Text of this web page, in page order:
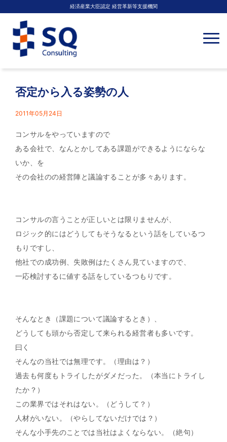
経済産業大臣認定 経営革新等支援機関
N
a
g
否定から入る姿勢の人
2011年05月24日
コンサルをやっていますので
ある会社で、なんとかしてある課題ができるようにならな
いか、を
その会社のの経営陣と議論することが多々あります。
コンサルの言うことが正しいとは限りませんが、
ロジック的にはどうしてもそうなるという話をしているつ
もりですし、
他社での成功例、失敗例はたくさん見ていますので、
一応検討するに値する話をしているつもりです。
そんなとき（課題について議論するとき）、
どうしても頭から否定して来られる経営者も多いです。
曰く
そんなの当社では無理です。（理由は？）
過去も何度もトライしたがダメだった。（本当にトライし
たか？）
この業界ではそれはない。（どうして？）
人材がいない。（やらしてないだけでは？）
そんな小手先のことでは当社はよくならない。（絶句）